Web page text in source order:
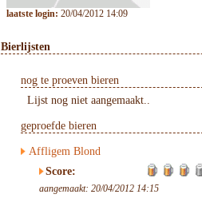
laatste login: 20/04/2012 14:09
Bierlijsten
nog te proeven bieren
Lijst nog niet aangemaakt..
geproefde bieren
Affligem Blond
Score:
aangemaakt: 20/04/2012 14:15